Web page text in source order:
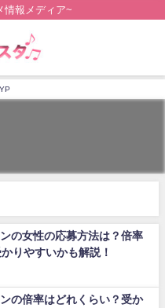
情報メディア~
の女性の応募方法は？倍率
りやすいかも解説！
の倍率はどれくらい？受か